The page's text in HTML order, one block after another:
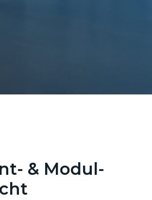
& Modul-